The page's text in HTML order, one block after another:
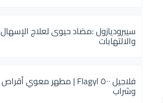
سيبروديازول :مضاد حيوى لعلاج الإسهال
والالتهابات
فلاجيل ٥٠٠ Flagyl | مطهر معوي أقراص
وشراب